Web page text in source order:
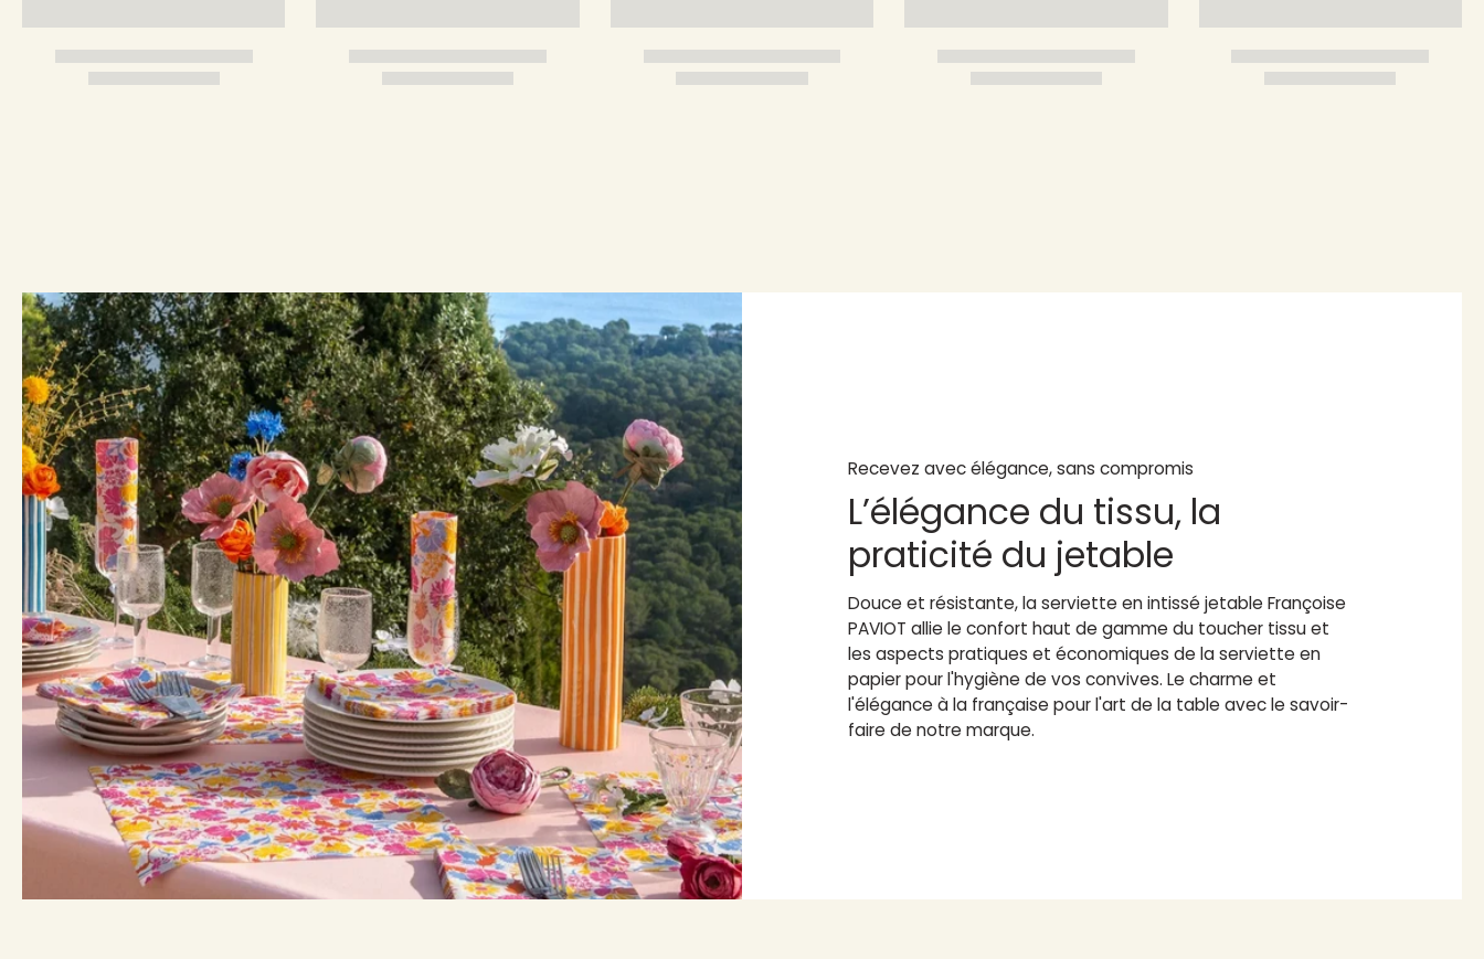
Recevez avec élégance, sans compromis
L’élégance du tissu, la
praticité du jetable
Douce et résistante, la serviette en intissé jetable Françoise
PAVIOT allie le confort haut de gamme du toucher tissu et
les aspects pratiques et économiques de la serviette en
papier pour l'hygiène de vos convives. Le charme et
l'élégance à la française pour l'art de la table avec le savoir-
faire de notre marque.